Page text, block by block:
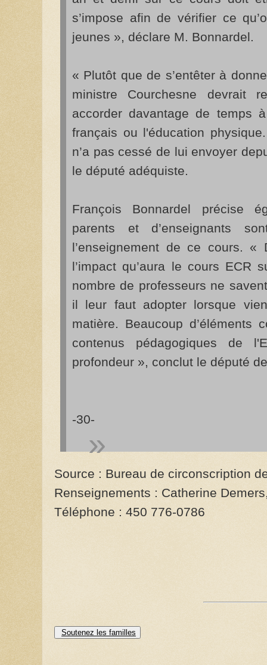
s’impose afin de vérifier ce
jeunes », déclare M. Bonnardel.
« Plutôt que de s’entêter à
ministre Courchesne devrait
accorder davantage de temps
français ou l'éducation
n’a pas cessé de lui envoyer
le député adéquiste.
François Bonnardel précise
parents et d’enseignants
l’enseignement de ce cours.
l’impact qu’aura le cours ECR
nombre de professeurs ne
il leur faut adopter lorsque
matière. Beaucoup d’éléments
contenus pédagogiques de
profondeur », conclut le député
-30-
Source : Bureau de circonscription
Renseignements : Catherine
Téléphone : 450 776-0786
Soutenez les familles